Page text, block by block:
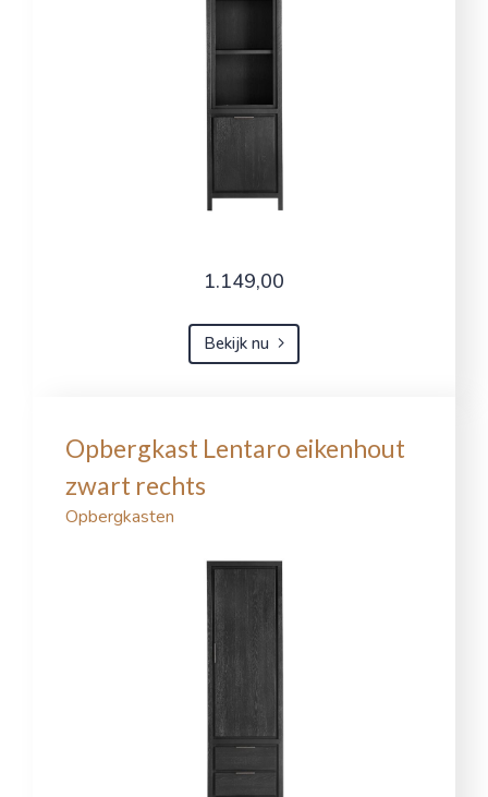
1.149,00
Bekijk nu
Opbergkast Lentaro eikenhout
zwart rechts
Opbergkasten